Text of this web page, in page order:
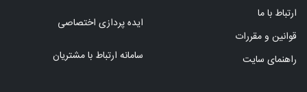
ارتباط با ما
قوانین و مقررات
راهنمای سایت
ایده پردازی اختصاصی
سامانه ارتباط با مشتریان